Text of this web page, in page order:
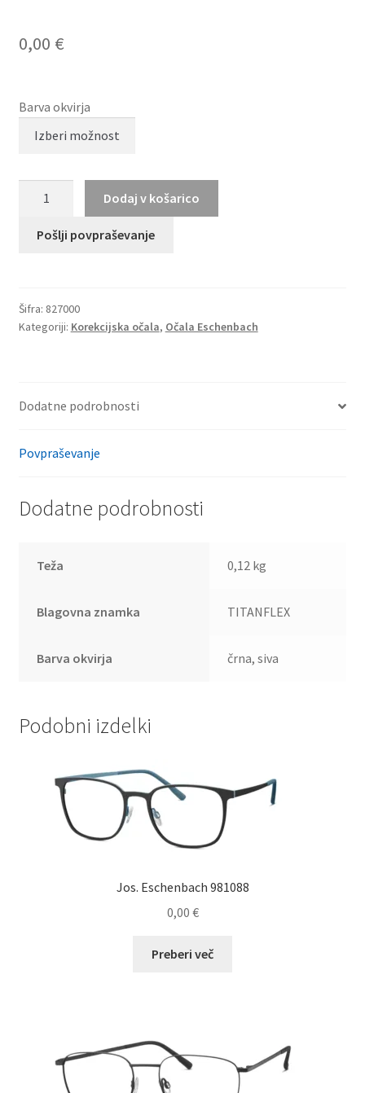
0,00 €
Barva okvirja
količina
Dodaj v košarico
Pošlji povpraševanje
Šifra: 827000
Kategoriji: Korekcijska očala, Očala Eschenbach
Dodatne podrobnosti
Povpraševanje
Dodatne podrobnosti
Teža 0,12 kg
Blagovna znamka TITANFLEX
Barva okvirja črna, siva
Podobni izdelki
Jos. Eschenbach 981088
0,00 €
Preberi več